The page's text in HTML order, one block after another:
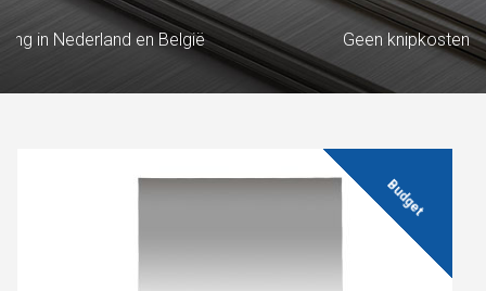
in Nederland en België Geen knipkosten